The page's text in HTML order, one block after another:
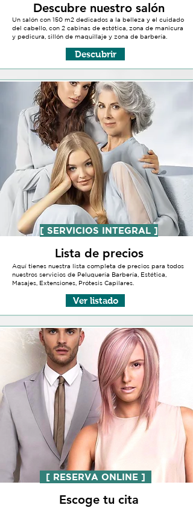
Descubre nuestro salón
Un salón con 150 m2 dedicados a la belleza y el cuidado
del cabello, con 2 cabinas de estética, zona de manicura
y pedicura, sillón de maquillaje y zona de barbería.
Descubrir
[ SERVICIOS INTEGRAL ]
Lista de precios
Aquí tienes nuestra lista completa de precios para todos
nuestros servicios de Peluquería Barbería, Estética,
Masajes, Extensiones, Prótesis Capilares.
Ver listado
[ RESERVA ONLINE ]
Escoge tu cita